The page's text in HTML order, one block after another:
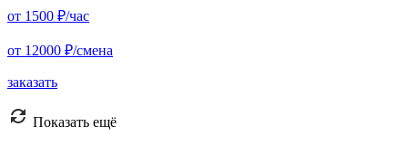
от 1500 ₽/час
от 12000 ₽/смена
заказать
Показать ещё